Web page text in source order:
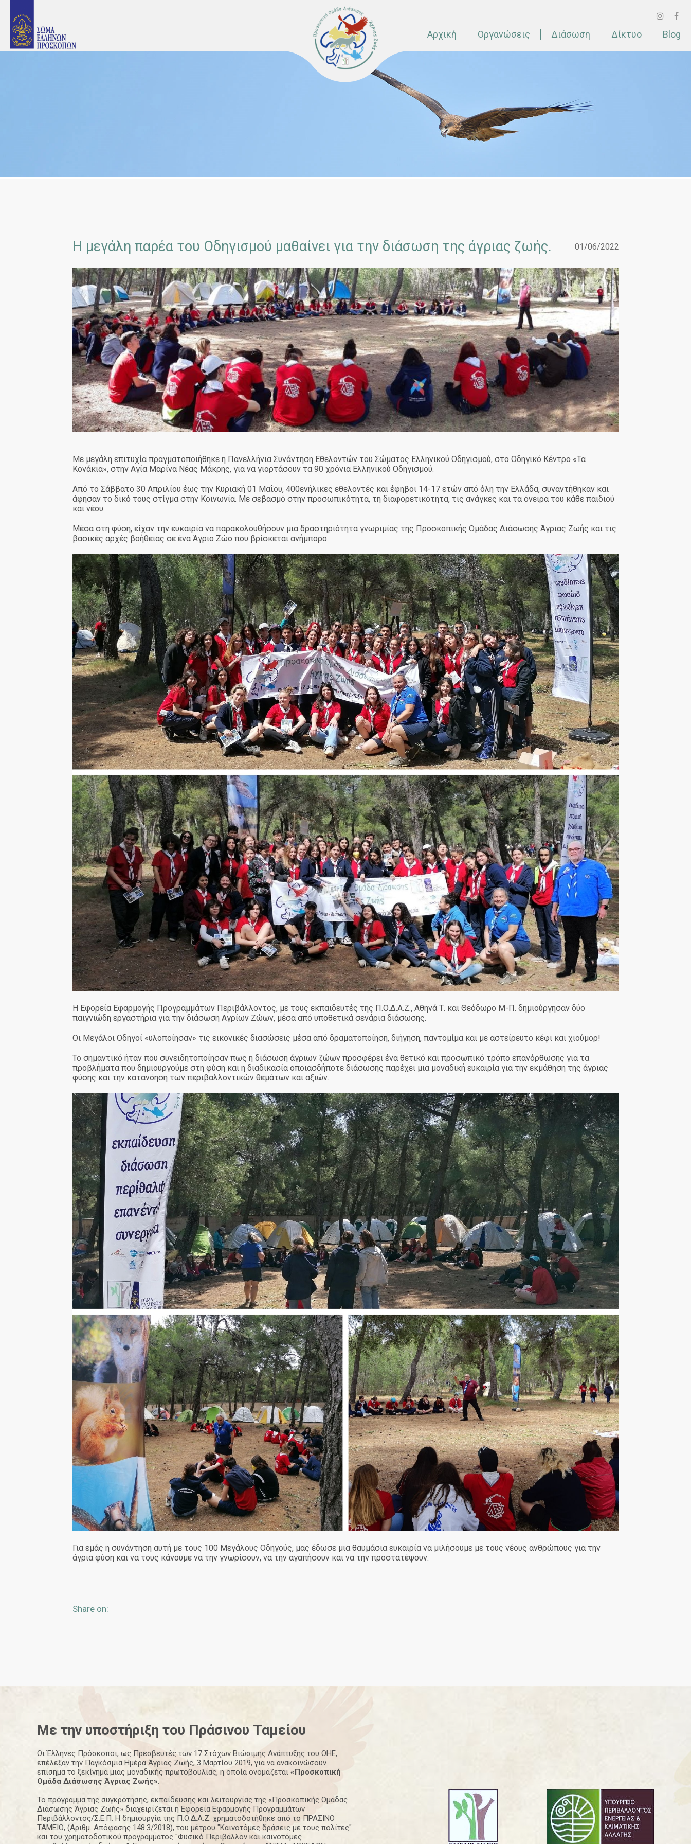
Αρχική Οργανώσεις Διάσωση Δίκτυο Blog
Η μεγάλη παρέα του Οδηγισμού μαθαίνει για την διάσωση της άγριας ζωής. 01/06/2022
Με μεγάλη επιτυχία πραγματοποιήθηκε η Πανελλήνια Συνάντηση Εθελοντών του Σώματος Ελληνικού Οδηγισμού, στο Οδηγικό Κέντρο «Τα
Κονάκια», στην Αγία Μαρίνα Νέας Μάκρης, για να γιορτάσουν τα 90 χρόνια Ελληνικού Οδηγισμού.
Από το Σάββατο 30 Απριλίου έως την Κυριακή 01 Μαΐου, 400ενήλικες εθελοντές και έφηβοι 14-17 ετών από όλη την Ελλάδα, συναντήθηκαν και
άφησαν το δικό τους στίγμα στην Κοινωνία. Με σεβασμό στην προσωπικότητα, τη διαφορετικότητα, τις ανάγκες και τα όνειρα του κάθε παιδιού
και νέου.
Μέσα στη φύση, είχαν την ευκαιρία να παρακολουθήσουν μια δραστηριότητα γνωριμίας της Προσκοπικής Ομάδας Διάσωσης Άγριας Ζωής και τις
βασικές αρχές βοήθειας σε ένα Άγριο Ζώο που βρίσκεται ανήμπορο.
Η Εφορεία Εφαρμογής Προγραμμάτων Περιβάλλοντος, με τους εκπαιδευτές της Π.Ο.Δ.Α.Ζ., Αθηνά Τ. και Θεόδωρο Μ-Π. δημιούργησαν δύο
παιγνιώδη εργαστήρια για την διάσωση Αγρίων Ζώων, μέσα από υποθετικά σενάρια διάσωσης.
Οι Μεγάλοι Οδηγοί «υλοποίησαν» τις εικονικές διασώσεις μέσα από δραματοποίηση, διήγηση, παντομίμα και με αστείρευτο κέφι και χιούμορ!
Το σημαντικό ήταν που συνειδητοποίησαν πως η διάσωση άγριων ζώων προσφέρει ένα θετικό και προσωπικό τρόπο επανόρθωσης για τα
προβλήματα που δημιουργούμε στη φύση και η διαδικασία οποιασδήποτε διάσωσης παρέχει μια μοναδική ευκαιρία για την εκμάθηση της άγριας
φύσης και την κατανόηση των περιβαλλοντικών θεμάτων και αξιών.
Για εμάς η συνάντηση αυτή με τους 100 Μεγάλους Οδηγούς, μας έδωσε μια θαυμάσια ευκαιρία να μιλήσουμε με τους νέους ανθρώπους για την
άγρια φύση και να τους κάνουμε να την γνωρίσουν, να την αγαπήσουν και να την προστατέψουν.
Share on:
Με την υποστήριξη του Πράσινου Ταμείου
Οι Έλληνες Πρόσκοποι, ως Πρεσβευτές των 17 Στόχων Βιώσιμης Ανάπτυξης του ΟΗΕ,
επέλεξαν την Παγκόσμια Ημέρα Άγριας Ζωής, 3 Μαρτίου 2019, για να ανακοινώσουν
επίσημα το ξεκίνημα μιας μοναδικής πρωτοβουλίας, η οποία ονομάζεται «Προσκοπική
Ομάδα Διάσωσης Άγριας Ζωής».
Το πρόγραμμα της συγκρότησης, εκπαίδευσης και λειτουργίας της «Προσκοπικής Ομάδας
Διάσωσης Άγριας Ζωής» διαχειρίζεται η Εφορεία Εφαρμογής Προγραμμάτων
Περιβάλλοντος/Σ.Ε.Π. Η δημιουργία της Π.Ο.Δ.Α.Ζ. χρηματοδοτήθηκε από το ΠΡΑΣΙΝΟ
ΤΑΜΕΙΟ, (Αριθμ. Απόφασης 148.3/2018), του μέτρου "Καινοτόμες δράσεις με τους πολίτες"
και του χρηματοδοτικού προγράμματος "Φυσικό Περιβάλλον και καινοτόμες